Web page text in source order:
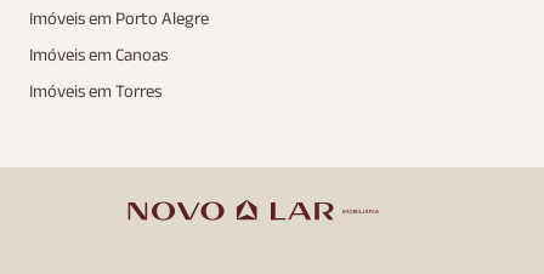
Imóveis em Porto Alegre
Imóveis em Canoas
Imóveis em Torres